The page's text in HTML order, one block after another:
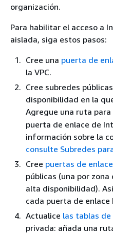
organización.
Para habilitar el acceso a
aislada, siga estos pasos:
Cree una puerta de
la VPC.
Cree subredes
disponibilidad en la
Agregue una ruta para
puerta de enlace de
información sobre la
consulte Subredes
Cree puertas de
públicas (una por
alta disponibilidad).
cada puerta de enlace
Actualice las tablas
privada: añada una